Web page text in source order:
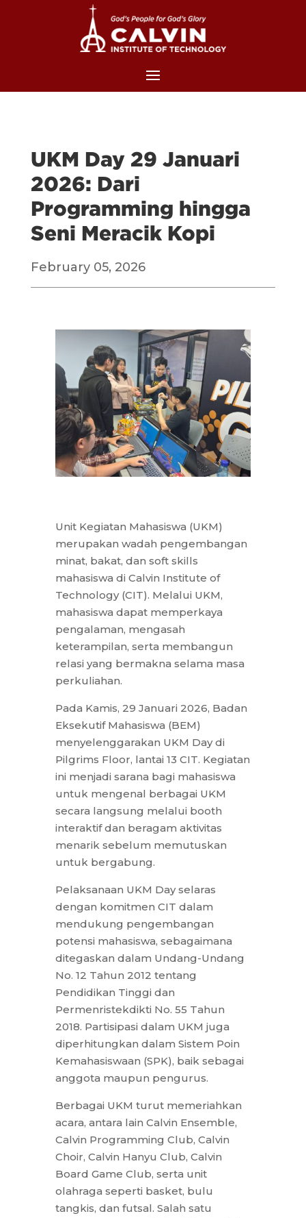
UKM Day 29 Januari
2026: Dari
Programming hingga
Seni Meracik Kopi
February 05, 2026
Unit Kegiatan Mahasiswa (UKM)
merupakan wadah pengembangan
minat, bakat, dan soft skills
mahasiswa di Calvin Institute of
Technology (CIT). Melalui UKM,
mahasiswa dapat memperkaya
pengalaman, mengasah
keterampilan, serta membangun
relasi yang bermakna selama masa
perkuliahan.
Pada Kamis, 29 Januari 2026, Badan
Eksekutif Mahasiswa (BEM)
menyelenggarakan UKM Day di
Pilgrims Floor, lantai 13 CIT. Kegiatan
ini menjadi sarana bagi mahasiswa
untuk mengenal berbagai UKM
secara langsung melalui booth
interaktif dan beragam aktivitas
menarik sebelum memutuskan
untuk bergabung.
Pelaksanaan UKM Day selaras
dengan komitmen CIT dalam
mendukung pengembangan
potensi mahasiswa, sebagaimana
ditegaskan dalam Undang-Undang
No. 12 Tahun 2012 tentang
Pendidikan Tinggi dan
Permenristekdikti No. 55 Tahun
2018. Partisipasi dalam UKM juga
diperhitungkan dalam Sistem Poin
Kemahasiswaan (SPK), baik sebagai
anggota maupun pengurus.
Berbagai UKM turut memeriahkan
acara, antara lain Calvin Ensemble,
Calvin Programming Club, Calvin
Choir, Calvin Hanyu Club, Calvin
Board Game Club, serta unit
olahraga seperti basket, bulu
tangkis, dan futsal. Salah satu